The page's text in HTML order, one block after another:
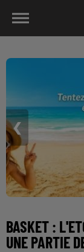
❮
BASKET :
UNE PARTIE